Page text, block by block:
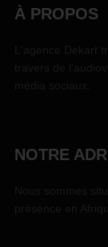
À PROPOS
NOTRE